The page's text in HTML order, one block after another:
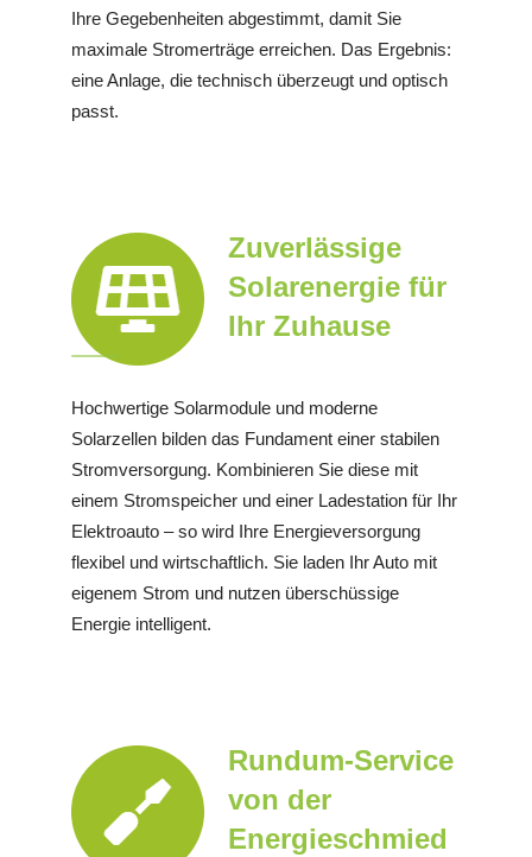
Ihre Gegebenheiten abgestimmt, damit Sie
maximale Stromerträge erreichen. Das Ergebnis:
eine Anlage, die technisch überzeugt und optisch
passt.
Zuverlässige
Solarenergie für
Ihr Zuhause
Hochwertige Solarmodule und moderne
Solarzellen bilden das Fundament einer stabilen
Stromversorgung. Kombinieren Sie diese mit
einem Stromspeicher und einer Ladestation für Ihr
Elektroauto – so wird Ihre Energieversorgung
flexibel und wirtschaftlich. Sie laden Ihr Auto mit
eigenem Strom und nutzen überschüssige
Energie intelligent.
Rundum-Service
von der
Energieschmied